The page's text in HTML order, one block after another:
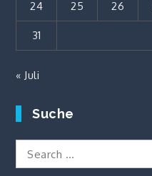
24 25 26
31
« Juli
Suche
Search
for: